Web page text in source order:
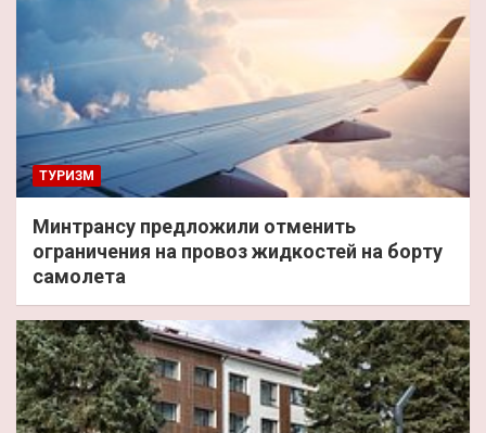
ТУРИЗМ
Минтрансу предложили отменить
ограничения на провоз жидкостей на борту
самолета